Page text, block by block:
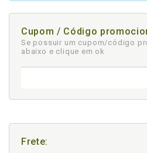
Cupom / Código
Se possuir um cupom/código
abaixo e clique em ok
Frete: